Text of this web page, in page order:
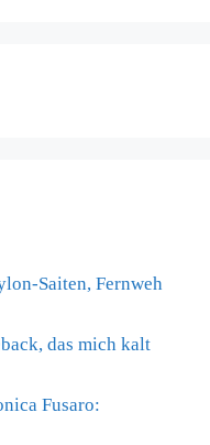
Saiten, Fernweh
das mich kalt
Fusaro: